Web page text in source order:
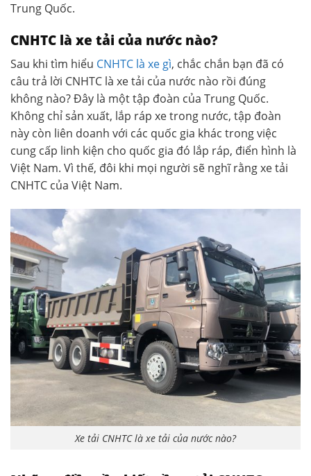
Trung Quốc.
CNHTC là xe tải của nước nào?
Sau khi tìm hiểu CNHTC là xe gì, chắc chắn bạn đã có
câu trả lời CNHTC là xe tải của nước nào rồi đúng
không nào? Đây là một tập đoàn của Trung Quốc.
Không chỉ sản xuất, lắp ráp xe trong nước, tập đoàn
này còn liên doanh với các quốc gia khác trong việc
cung cấp linh kiện cho quốc gia đó lắp ráp, điển hình là
Việt Nam. Vì thế, đôi khi mọi người sẽ nghĩ rằng xe tải
CNHTC của Việt Nam.
Xe tải CNHTC là xe tải của nước nào?